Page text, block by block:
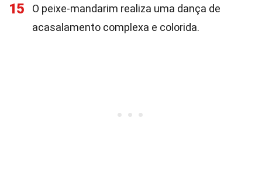
15
O peixe-mandarim realiza uma dança de
acasalamento complexa e colorida.